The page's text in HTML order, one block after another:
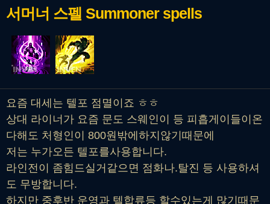
서머너 스펠 Summoner spells
요즘 대세는 텔포 점멸이죠 ㅎㅎ
상대 라이너가 요즘 문도 스웨인이 등 피흡게이들이온
다해도 처형인이 800원밖에하지않기때문에
저는 누가오든 텔포를사용합니다.
라인전이 좀힘드실거같으면 점화나.탈진 등 사용하셔
도 무방합니다.
하지만 중후반 운영과 텔합류등 할수있는게 많기때문